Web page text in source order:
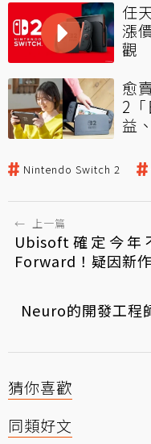
任
漲
觀
愈
2
益
Nintendo Switch 2
← 上一篇
Ubisoft確定今年
Forward！疑因新
Neuro的開發工程
猜你喜歡
同類好文